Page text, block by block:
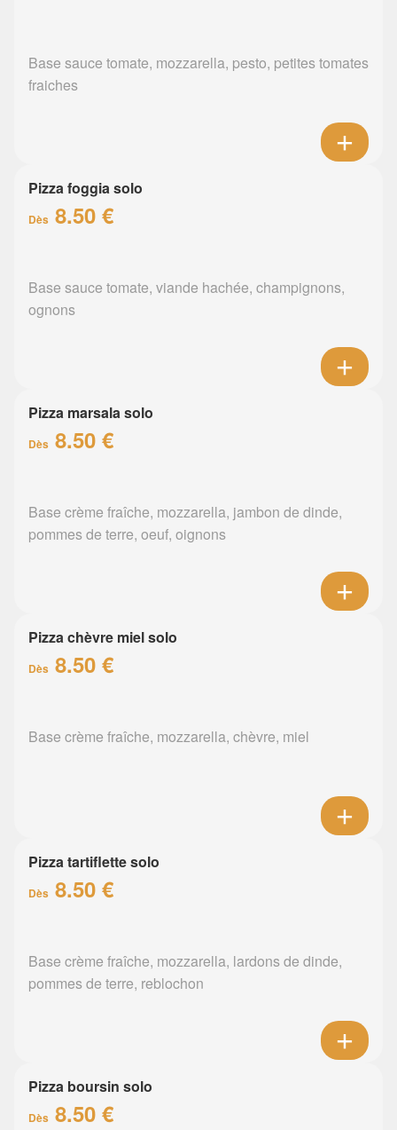
Base sauce tomate, mozzarella, pesto, petites tomates
fraiches
Pizza foggia solo
Dès 8.50 €
Base sauce tomate, viande hachée, champignons,
ognons
Pizza marsala solo
Dès 8.50 €
Base crème fraîche, mozzarella, jambon de dinde,
pommes de terre, oeuf, oignons
Pizza chèvre miel solo
Dès 8.50 €
Base crème fraîche, mozzarella, chèvre, miel
Pizza tartiflette solo
Dès 8.50 €
Base crème fraîche, mozzarella, lardons de dinde,
pommes de terre, reblochon
Pizza boursin solo
Dès 8.50 €